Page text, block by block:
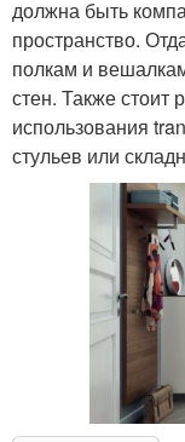
должна быть
пространство.
полкам и
стен. Также стоит
использования
стульев или